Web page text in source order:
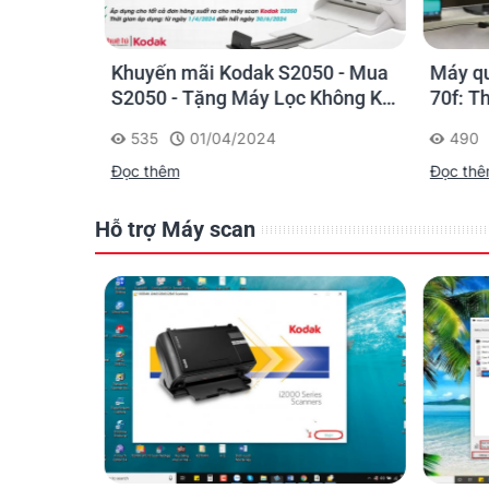
Operating Environment
Khuyến mãi Kodak S2050 - Mua
S2050 - Tặng Máy Lọc Không Khí
535
01/04/2024
Đọc thêm
Máy
70f:
490
Đọc
Hỗ trợ Máy scan